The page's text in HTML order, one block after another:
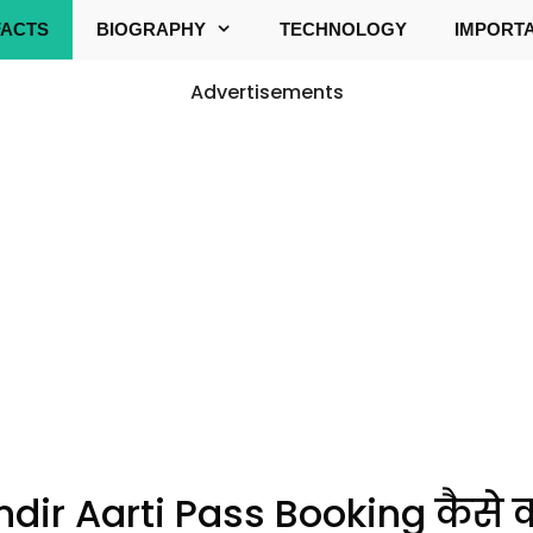
BIOGRAPHY TECHNOLOGY
Advertisements
Aarti Pass Booking कैसे